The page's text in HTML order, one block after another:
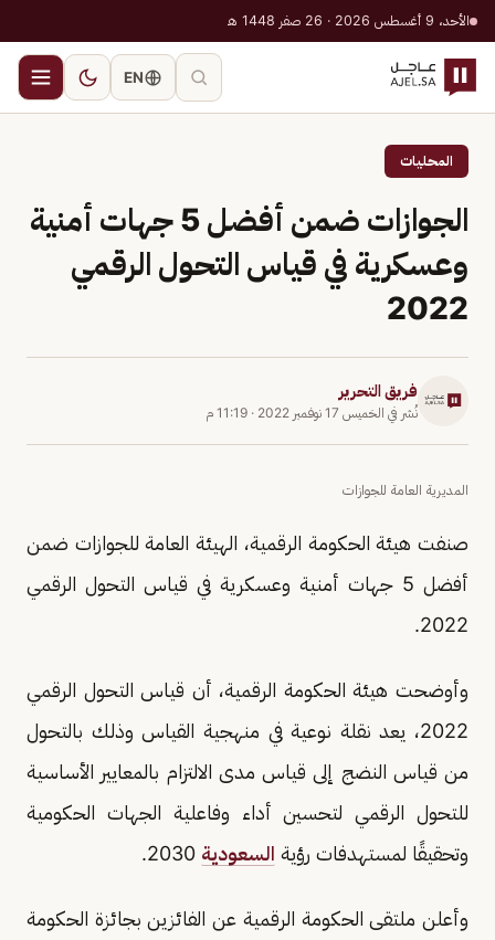
الأحد، 9 أغسطس 2026 · 26 صفر 1448 هـ
EN
المحليات
الجوازات ضمن أفضل 5 جهات أمنية
وعسكرية في قياس التحول الرقمي
2022
فريق التحرير
نُشر في الخميس 17 نوفمبر 2022 · 11:19 م
المديرية العامة للجوازات
صنفت هيئة الحكومة الرقمية، الهيئة العامة ‎للجوازات ضمن
أفضل 5 جهات أمنية وعسكرية في قياس التحول الرقمي
2022.
وأوضحت هيئة الحكومة الرقمية، أن قياس التحول الرقمي
2022، يعد نقلة نوعية في منهجية القياس وذلك بالتحول
من قياس النضج إلى قياس مدى الالتزام بالمعايير الأساسية
للتحول الرقمي لتحسين أداء وفاعلية الجهات الحكومية
وتحقيقًا لمستهدفات رؤية السعودية
وأعلن ملتقى الحكومة الرقمية عن الفائزين بجائزة الحكومة